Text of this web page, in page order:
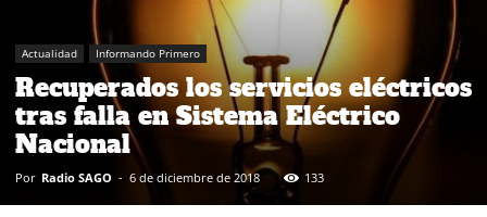
Actualidad Informando Primero
Recuperados los servicios eléctricos
tras falla en Sistema Eléctrico
Nacional
Por Radio SAGO - 6 de diciembre de 2018 133